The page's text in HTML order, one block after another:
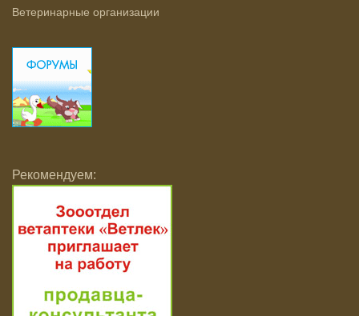
Ветеринарные организации
Рекомендуем: